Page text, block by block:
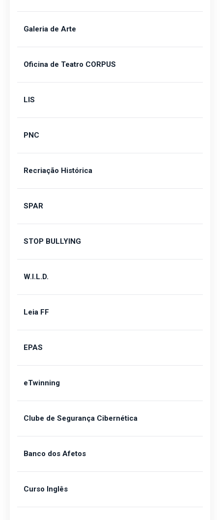
Galeria de Arte
Oficina de Teatro CORPUS
LIS
PNC
Recriação Histórica
SPAR
STOP BULLYING
W.I.L.D.
Leia FF
EPAS
eTwinning
Clube de Segurança Cibernética
Banco dos Afetos
Curso Inglês